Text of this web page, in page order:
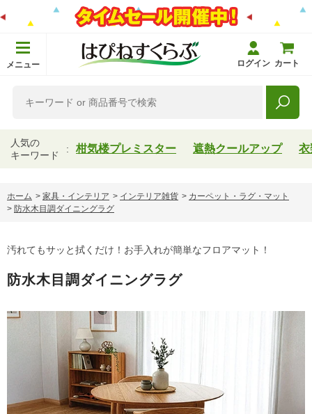
メニュー ログイン カート
人気の
キーワード
柑気楼プレミスター 遮熱クールアップ 衣
ホーム > 家具・インテリア > インテリア雑貨 > カーペット・ラグ・マット
> 防水木目調ダイニングラグ
汚れてもサッと拭くだけ！お手入れが簡単なフロアマット！
防水木目調ダイニングラグ